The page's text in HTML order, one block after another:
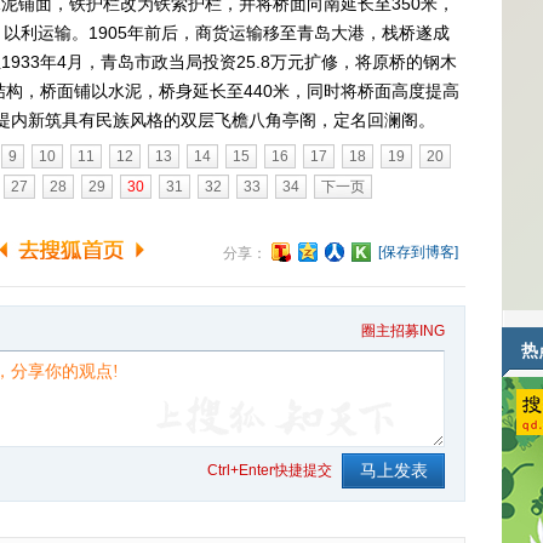
利运输。1905年前后，商货运输移至青岛大港，栈桥遂成
年4月，青岛市政当局投资25.8万元扩修，将原桥的钢木
，桥面铺以水泥，桥身延长至440米，同时将桥面高度提高
新筑具有民族风格的双层飞檐八角亭阁，定名回澜阁。
9 10 11 12 13 14 15 16 17 18 19
20
27
28 29 30 31 32 33 34 下一页
分享： [保存到博客]
圈主招募ING
Ctrl+Enter快捷提交
热